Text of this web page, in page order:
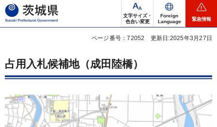
茨城県
文字サイズ・
色合い変更
Foreign
Language
緊急情報
ページ番号：72052 更新日:2025年3月27日
占用入札候補地（成田陸橋）